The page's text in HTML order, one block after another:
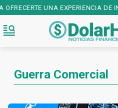
DE INVERSIONES DE PRIMER
Guerra Comercial